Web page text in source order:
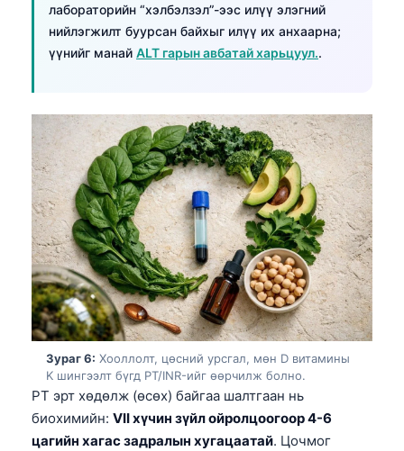
лабораторийн “хэлбэлзэл”-ээс илүү элэгний
нийлэгжилт буурсан байхыг илүү их анхаарна;
үүнийг манай ALT гарын авбатай харьцуул..
Зураг 6: Хооллолт, цөсний урсгал, мөн D витамины
K шингээлт бүгд PT/INR-ийг өөрчилж болно.
PT эрт хөдөлж (өсөх) байгаа шалтгаан нь
биохимийн: VII хүчин зүйл ойролцоогоор 4-6
цагийн хагас задралын хугацаатай. Цочмог
Azərbaycan dili
Eesti
日本語
Čeština
ქართული
Русский
Lietuvių kalba
Polski
한국어
Slovenščina
বাংলা
اردو